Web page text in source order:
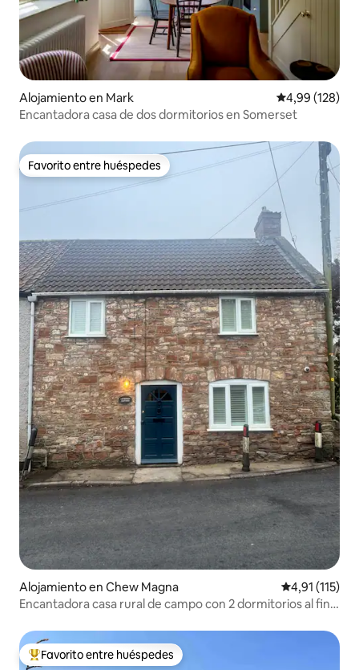
Alojamiento en Mark Calificación
4,99 (128)
Encantadora casa de dos dormitorios en Somerset
Favorito entre huéspedes
Favorito entre huéspedes
Alojamiento en Chew Magna Calificación
4,91 (115)
Encantadora casa rural de campo con 2 dormitorios al final
Favorito entre los huéspedes más destacados
Favorito entre huéspedes